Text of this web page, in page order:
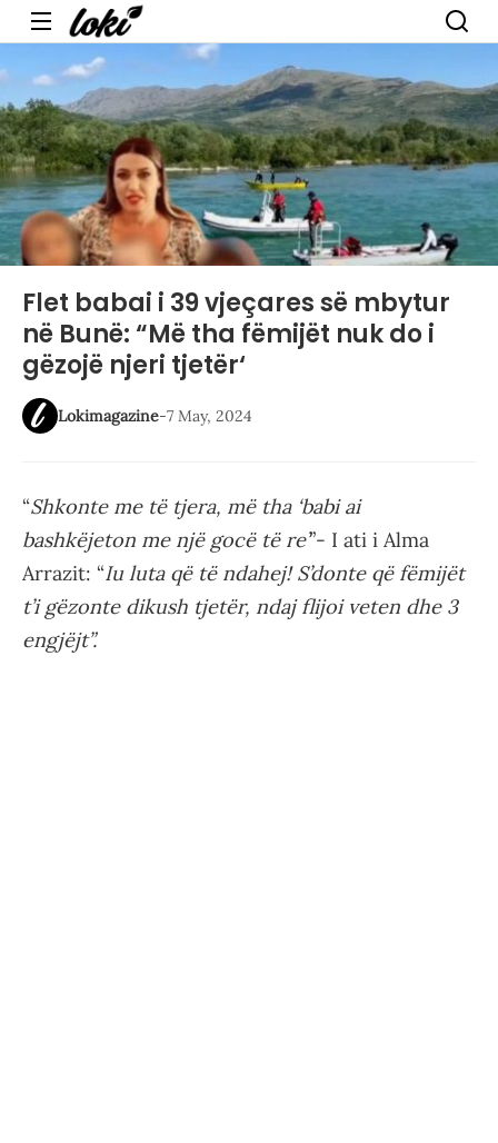
Menu
Flet babai i 39 vjeçares së mbytur
në Bunë: “Më tha fëmijët nuk do i
gëzojë njeri tjetër‘
Lokimagazine-7 May, 2024
“Shkonte me të tjera, më tha ‘babi ai
bashkëjeton me një gocë të re’”- I ati i Alma
Arrazit: “Iu luta që të ndahej! S’donte që fëmijët
t’i gëzonte dikush tjetër, ndaj flijoi veten dhe 3
engjëjt”.